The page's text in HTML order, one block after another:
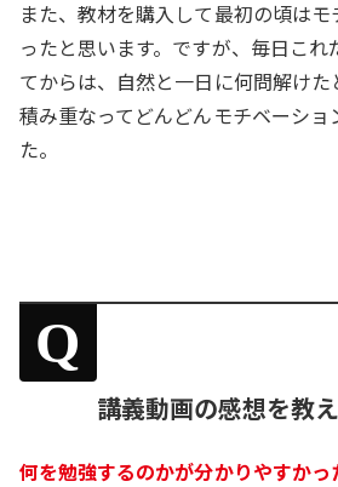
また、教材を購入して最初の頃は
ったと思います。ですが、毎日これ
てからは、自然と一日に何問解け
積み重なってどんどんモチベーショ
た。
Q
講義動画の感想を教
何を勉強するのかが分かりやすかっ